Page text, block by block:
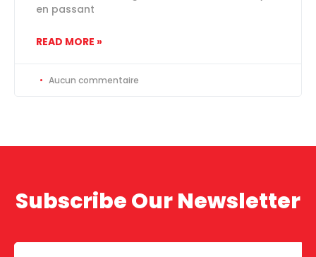
en passant
READ MORE »
Aucun commentaire
Subscribe Our Newsletter